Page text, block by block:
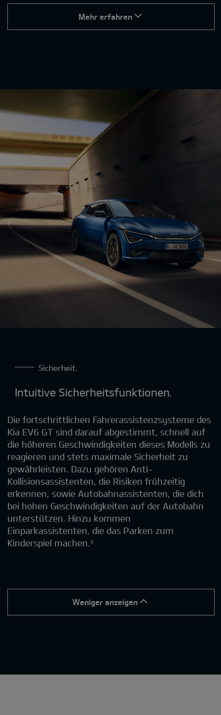
Mehr erfahren
Sicherheit.
Intuitive Sicherheitsfunktionen.
Die fortschrittlichen Fahrerassistenzsysteme des
Kia EV6 GT sind darauf abgestimmt, schnell auf
die höheren Geschwindigkeiten dieses Modells zu
reagieren und stets maximale Sicherheit zu
gewährleisten. Dazu gehören Anti-
Kollisionsassistenten, die Risiken frühzeitig
erkennen, sowie Autobahnassistenten, die dich
bei hohen Geschwindigkeiten auf der Autobahn
unterstützen. Hinzu kommen
Einparkassistenten, die das Parken zum
Kinderspiel machen.⁵
Weniger anzeigen